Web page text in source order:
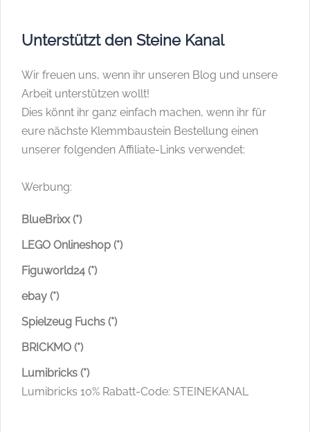
Unterstützt den Steine Kanal
Wir freuen uns, wenn ihr unseren Blog und unsere
Arbeit unterstützen wollt!
Dies könnt ihr ganz einfach machen, wenn ihr für
eure nächste Klemmbaustein Bestellung einen
unserer folgenden Affiliate-Links verwendet:
Werbung:
BlueBrixx (*)
LEGO Onlineshop (*)
Figuworld24 (*)
ebay (*)
Spielzeug Fuchs (*)
BRICKMO (*)
Lumibricks (*)
Lumibricks 10% Rabatt-Code: STEINEKANAL